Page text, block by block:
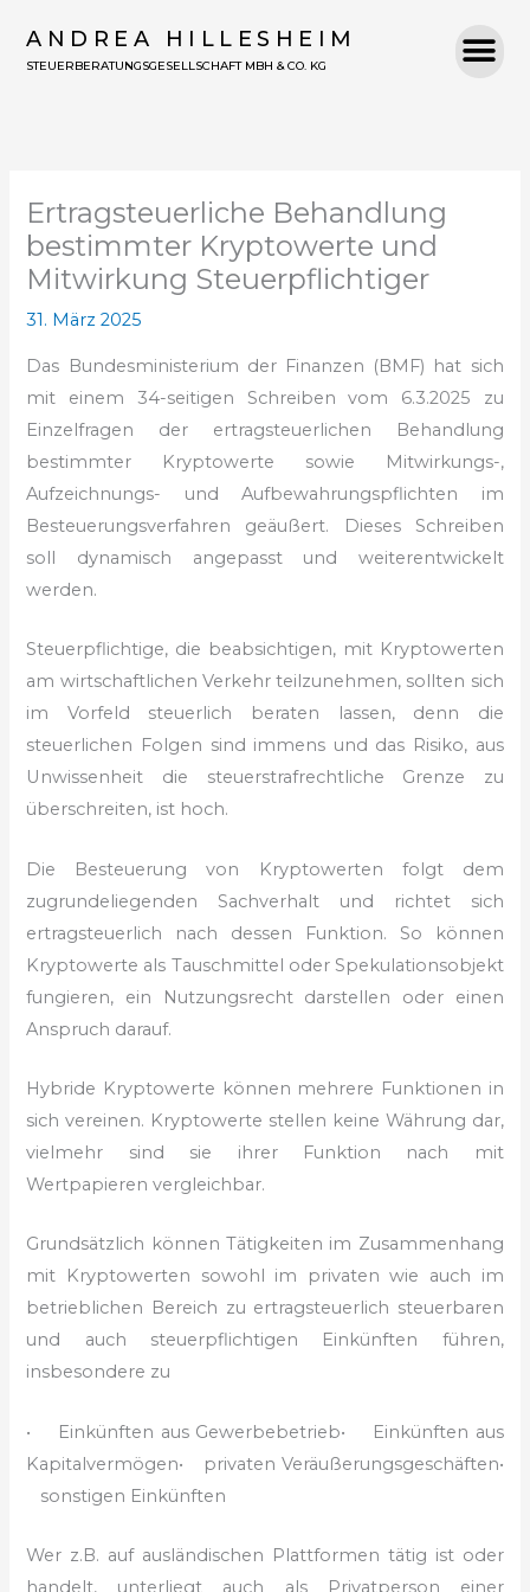
InhaltANDREA HILLESHEIM
STEUERBERATUNGSGESELLSCHAFT MBH & CO. KG
Ertragsteuerliche Behandlung
bestimmter Kryptowerte und
Mitwirkung Steuerpflichtiger
31. März 2025
Das Bundesministerium der Finanzen (BMF) hat sich
mit einem 34-seitigen Schreiben vom 6.3.2025 zu
Einzelfragen der ertragsteuerlichen Behandlung
bestimmter Kryptowerte sowie Mitwirkungs-,
Aufzeichnungs- und Aufbewahrungspflichten im
Besteuerungsverfahren geäußert. Dieses Schreiben
soll dynamisch angepasst und weiterentwickelt
werden.
Steuerpflichtige, die beabsichtigen, mit Kryptowerten
am wirtschaftlichen Verkehr teilzunehmen, sollten sich
im Vorfeld steuerlich beraten lassen, denn die
steuerlichen Folgen sind immens und das Risiko, aus
Unwissenheit die steuerstrafrechtliche Grenze zu
überschreiten, ist hoch.
Die Besteuerung von Kryptowerten folgt dem
zugrundeliegenden Sachverhalt und richtet sich
ertragsteuerlich nach dessen Funktion. So können
Kryptowerte als Tauschmittel oder Spekulationsobjekt
fungieren, ein Nutzungsrecht darstellen oder einen
Anspruch darauf.
Hybride Kryptowerte können mehrere Funktionen in
sich vereinen. Kryptowerte stellen keine Währung dar,
vielmehr sind sie ihrer Funktion nach mit
Wertpapieren vergleichbar.
Grundsätzlich können Tätigkeiten im Zusammenhang
mit Kryptowerten sowohl im privaten wie auch im
betrieblichen Bereich zu ertragsteuerlich steuerbaren
und auch steuerpflichtigen Einkünften führen,
insbesondere zu
• Einkünften aus Gewerbebetrieb• Einkünften aus
Kapitalvermögen• privaten Veräußerungsgeschäften•
sonstigen Einkünften
Wer z.B. auf ausländischen Plattformen tätig ist oder
handelt, unterliegt auch als Privatperson einer